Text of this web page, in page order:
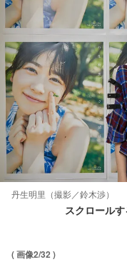
丹生明里（撮影／鈴木渉）
スクロール
( 画像2/32 )